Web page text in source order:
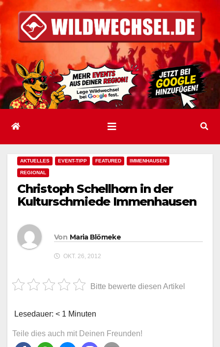
Inhalt
springen
AKTUELLES EVENT-TIPP FEATURED IMMENHAUSEN
REGIONAL
Christoph Schellhorn in der
Kulturschmiede Immenhausen
Von Maria Blömeke
OKT. 26, 2012
Bitte bewerte diesen Artikel
Lesedauer: < 1 Minuten
Teile dies auch mit Deinen Freunden!